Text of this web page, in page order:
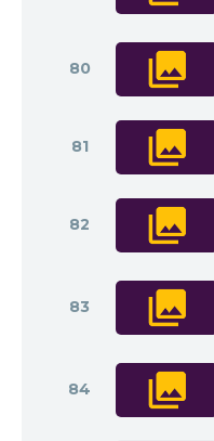
80
81
82
83
84